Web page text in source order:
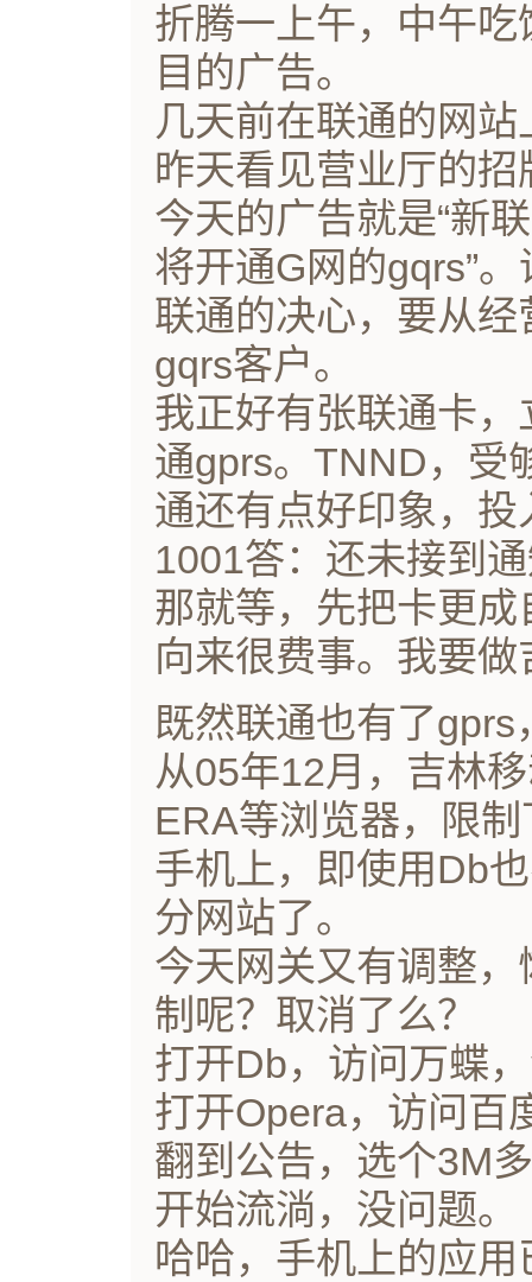
折腾一上午，中午
目的广告。
几天前在联通的网
昨天看见营业厅的
今天的广告就是“新
将开通G网的gqrs”
联通的决心，要从
gqrs客户。
我正好有张联通卡
通gprs。TNND，受
通还有点好印象，
1001答：还未接到
那就等，先把卡更
向来很费事。我要
既然联通也有了
从05年12月，吉林
ERA等浏览器，限
手机上，即使用Db
分网站了。
今天网关又有调整
制呢？取消了么？
打开Db，访问万蝶
打开Opera，访问百
翻到公告，选个3M
开始流淌，没问题。
哈哈，手机上的应